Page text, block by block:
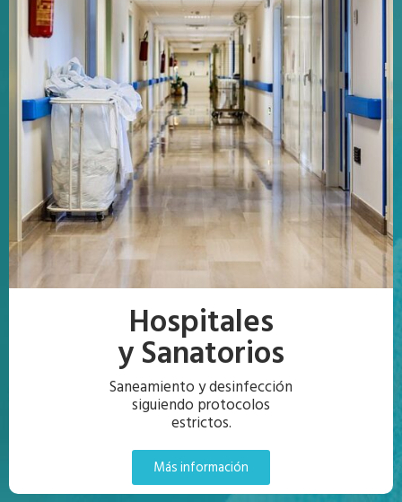
Hospitales
y Sanatorios
Saneamiento y desinfección
siguiendo protocolos
estrictos.
Más información